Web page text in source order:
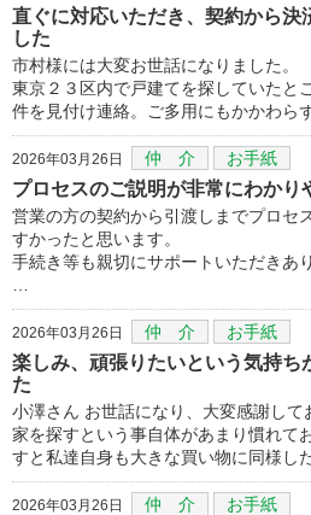
直ぐに対応いただき、契約から決
した
市村様には大変お世話になりました。
東京２３区内で戸建てを探していたと
件を見付け連絡。ご多用にもかかわら
2026年03月26日 仲 介 お手紙
プロセスのご説明が非常にわかり
営業の方の契約から引渡しまでプロセ
すかったと思います。
手続き等も親切にサポートいただきあ
2026年03月26日 仲 介 お手紙
楽しみ、頑張りたいという気持ち
た
小澤さん お世話になり、大変感謝して
家を探すという事自体があまり慣れて
すと私達自身も大きな買い物に同様し
2026年03月26日 仲 介 お手紙